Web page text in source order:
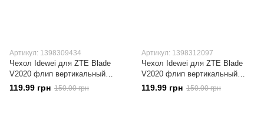
Артикул: 1398309434
Чехол Idewei для ZTE Blade
V2020 флип вертикальный
кожа PU Черный
119.99 грн 150.00 грн
Артикул: 1398312097
Чехол Idewei для ZTE Blade
V2020 флип вертикальный
кожа PU Коричневый
119.99 грн 150.00 грн